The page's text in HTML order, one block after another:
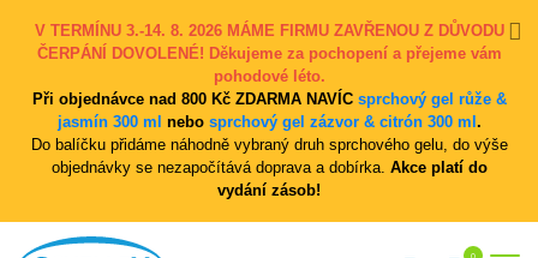
V TERMÍNU 3.-14. 8. 2026 MÁME FIRMU ZAVŘENOU Z DŮVODU
ČERPÁNÍ DOVOLENÉ! Děkujeme za pochopení a přejeme vám
pohodové léto.
Při objednávce nad 800 Kč ZDARMA NAVÍC sprchový gel růže &
jasmín 300 ml nebo sprchový gel zázvor & citrón 300 ml .
Do balíčku přidáme náhodně vybraný druh sprchového gelu, do výše
objednávky se nezapočítává doprava a dobírka. Akce platí do
vydání zásob!